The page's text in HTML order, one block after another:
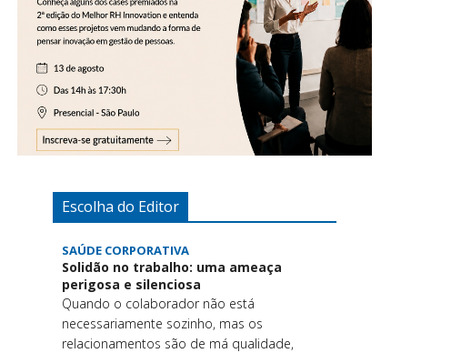
Escolha do Editor
SAÚDE CORPORATIVA
Solidão no trabalho: uma ameaça
perigosa e silenciosa
Quando o colaborador não está
necessariamente sozinho, mas os
relacionamentos são de má qualidade,